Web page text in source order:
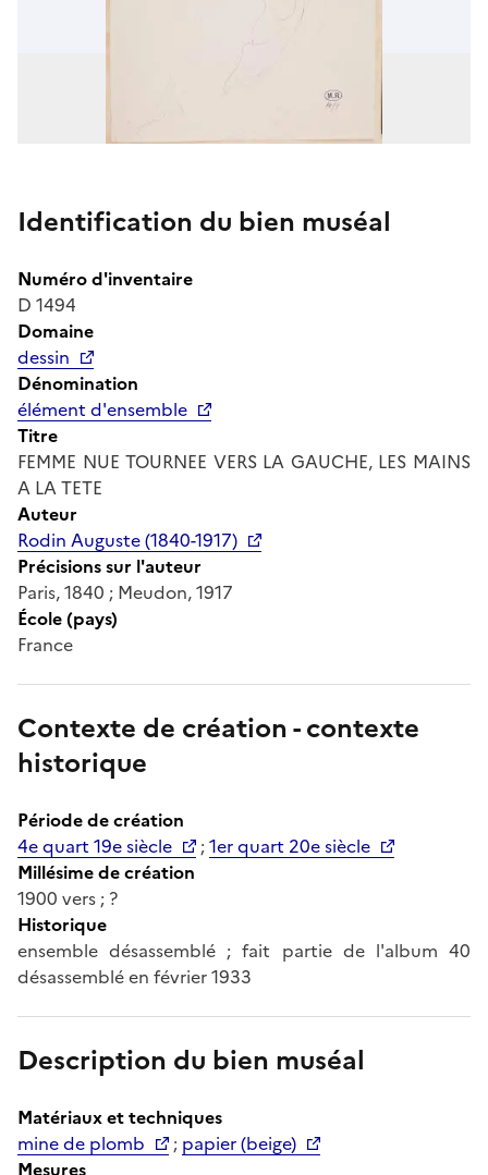
Identification du bien muséal
Numéro d'inventaire
D 1494
Domaine
dessin
Dénomination
élément d'ensemble
Titre
FEMME NUE TOURNEE VERS LA GAUCHE, LES MAINS
A LA TETE
Auteur
Rodin Auguste (1840-1917)
Précisions sur l'auteur
Paris, 1840 ; Meudon, 1917
École (pays)
France
Contexte de création - contexte
historique
Période de création
4e quart 19e siècle
;1er quart 20e siècle
Millésime de création
1900 vers ; ?
Historique
ensemble désassemblé ; fait partie de l'album 40
désassemblé en février 1933
Description du bien muséal
Matériaux et techniques
mine de plomb
; papier (beige)
Mesures